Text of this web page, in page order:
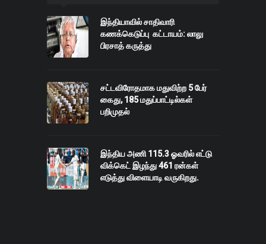
இந்தியாவில் சாதிவாரி
கணக்கெடுப்பு கட்டாயம்: லாலு
பிரசாத் கருத்து
சட்டவிரோதமாக மதுவிற்ற 5 பேர்
கைது, 185 மதுப்பாட்டில்கள்
பறிமுதல்
இந்திய அணி 115.3 ஓவரில் எட்டு
விக்கெட் இழந்து 461 ரன்கள்
எடுத்து விளையாடி வருகிறது.